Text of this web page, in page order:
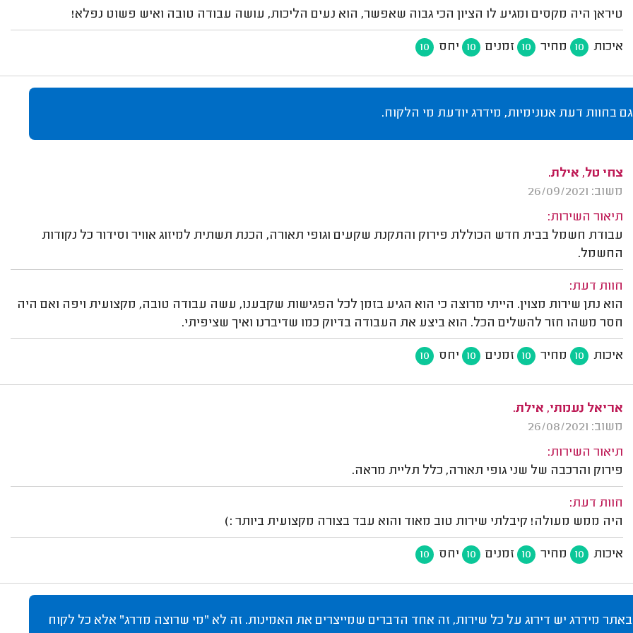
טיראן היה מקסים ומגיע לו הציון הכי גבוה שאפשר, הוא נעים הליכות, עושה עבודה טובה ואיש פשוט נפלא!
איכות 10 מחיר 10 זמנים 10 יחס 10
גם בחוות דעת אנונימיות, מידרג יודעת מי הלקוח.
צחי טל, אילת.
משוב: 26/09/2021
תיאור השירות:
עבודת חשמל בבית חדש הכוללת פירוק והתקנת שקעים וגופי תאורה, הכנת תשתית למיזוג אוויר וסידור כל נקודות
החשמל.
חוות דעת:
הוא נתן שירות מצוין. הייתי מרוצה כי הוא הגיע בזמן לכל הפגישות שקבענו, עשה עבודה טובה, מקצועית ויפה ואם היה
חסר משהו חזר להשלים הכל. הוא ביצע את העבודה בדיוק כמו שדיברנו ואיך שציפיתי.
איכות 10 מחיר 10 זמנים 10 יחס 10
אריאל נעמתי, אילת.
משוב: 26/08/2021
תיאור השירות:
פירוק והרכבה של שני גופי תאורה, כלל תליית מראה.
חוות דעת:
היה ממש מעולה! קיבלתי שירות טוב מאוד והוא עבד בצורה מקצועית ביותר :)
איכות 10 מחיר 10 זמנים 10 יחס 10
באתר מידרג יש דירוג על כל שירות, זה אחד הדברים שמייצרים את האמינות. זה לא "מי שרוצה מדרג" אלא כל לקוח